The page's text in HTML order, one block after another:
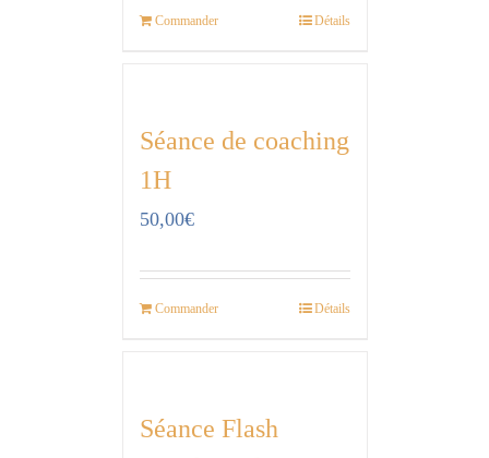
Commander Détails
Séance de coaching
1H
50,00€
Commander Détails
Séance Flash